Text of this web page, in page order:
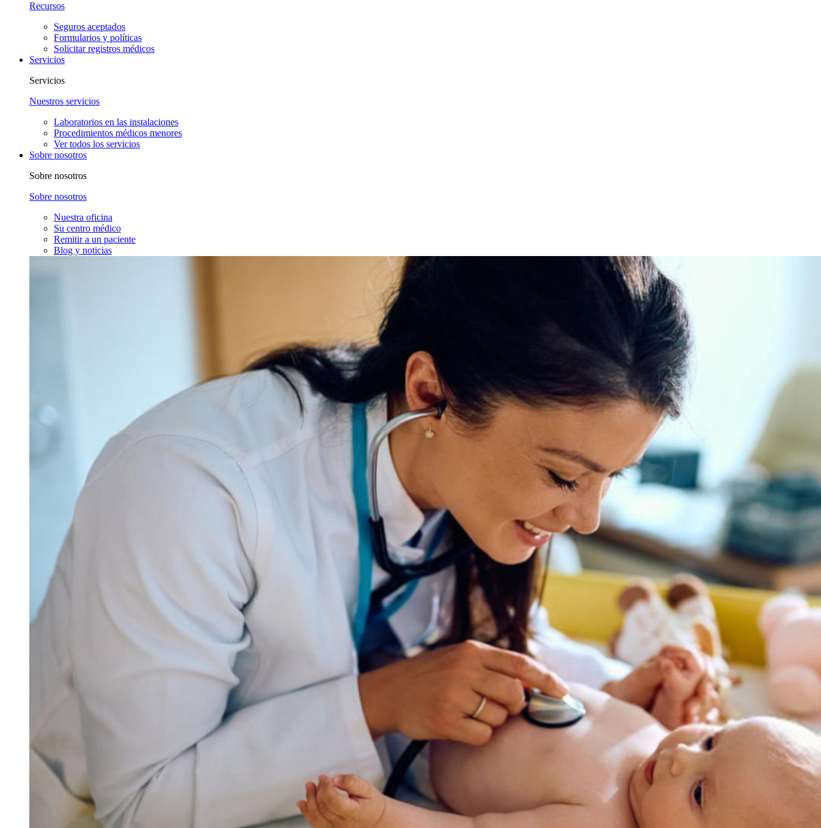
Recursos
Seguros aceptados
Formularios y políticas
Solicitar registros médicos
Servicios
Servicios
Nuestros servicios
Laboratorios en las instalaciones
Procedimientos médicos menores
Ver todos los servicios
Sobre nosotros
Sobre nosotros
Sobre nosotros
Nuestra oficina
Su centro médico
Remitir a un paciente
Blog y noticias